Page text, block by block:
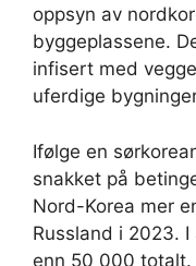
oppsyn av
byggeplassene.
infisert med
uferdige
Ifølge en
snakket på
Nord-Korea mer
Russland i 2023.
enn 50 000 totalt.